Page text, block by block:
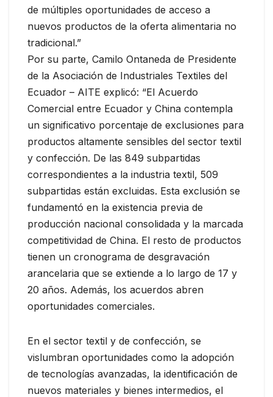
de múltiples oportunidades de acceso a
nuevos productos de la oferta alimentaria no
tradicional.”
Por su parte, Camilo Ontaneda de Presidente
de la Asociación de Industriales Textiles del
Ecuador – AITE explicó: “El Acuerdo
Comercial entre Ecuador y China contempla
un significativo porcentaje de exclusiones para
productos altamente sensibles del sector textil
y confección. De las 849 subpartidas
correspondientes a la industria textil, 509
subpartidas están excluidas. Esta exclusión se
fundamentó en la existencia previa de
producción nacional consolidada y la marcada
competitividad de China. El resto de productos
tienen un cronograma de desgravación
arancelaria que se extiende a lo largo de 17 y
20 años. Además, los acuerdos abren
oportunidades comerciales.
En el sector textil y de confección, se
vislumbran oportunidades como la adopción
de tecnologías avanzadas, la identificación de
nuevos materiales y bienes intermedios, el